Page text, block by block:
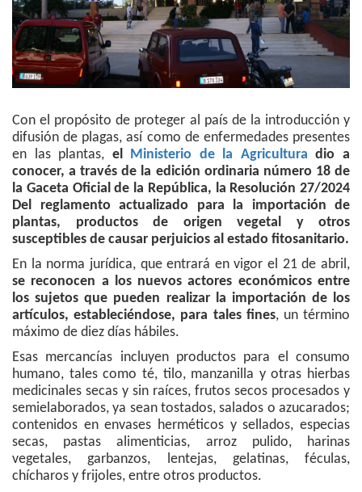
Con el propósito de proteger al país de la introducción y
difusión de plagas, así como de enfermedades presentes
en las plantas, el Ministerio de la Agricultura dio a
conocer, a través de la edición ordinaria número 18 de
la Gaceta Oficial de la República, la Resolución 27/2024
Del reglamento actualizado para la importación de
plantas, productos de origen vegetal y otros
susceptibles de causar perjuicios al estado fitosanitario.
En la norma jurídica, que entrará en vigor el 21 de abril,
se reconocen a los nuevos actores económicos entre
los sujetos que pueden realizar la importación de los
artículos, estableciéndose, para tales fines, un término
máximo de diez días hábiles.
Esas mercancías incluyen productos para el consumo
humano, tales como té, tilo, manzanilla y otras hierbas
medicinales secas y sin raíces, frutos secos procesados y
semielaborados, ya sean tostados, salados o azucarados;
contenidos en envases herméticos y sellados, especias
secas, pastas alimenticias, arroz pulido, harinas
vegetales, garbanzos, lentejas, gelatinas, féculas,
chícharos y frijoles, entre otros productos.